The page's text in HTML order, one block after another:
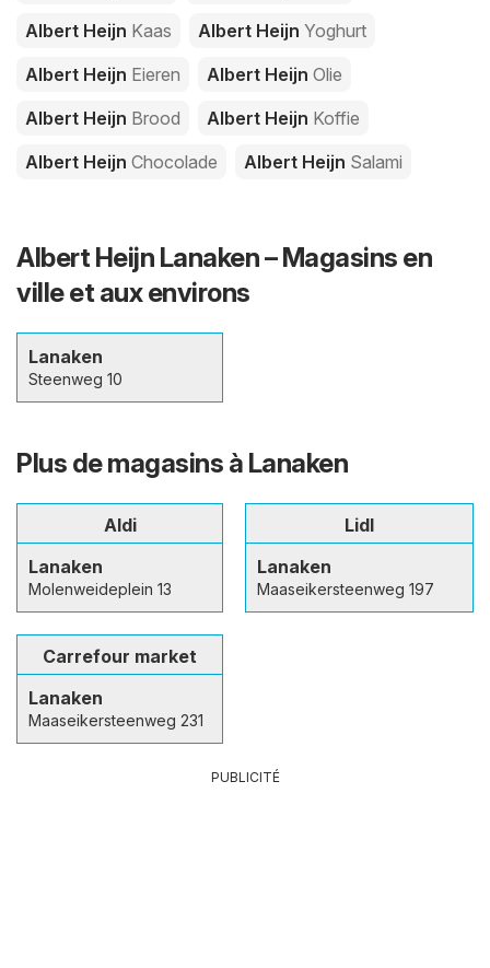
Albert Heijn Kaas Albert Heijn Yoghurt
Albert Heijn Eieren Albert Heijn Olie
Albert Heijn Brood Albert Heijn Koffie
Albert Heijn Chocolade Albert Heijn Salami
Albert Heijn Lanaken – Magasins en
ville et aux environs
Lanaken
Steenweg 10
Plus de magasins à Lanaken
Aldi
Lanaken
Molenweideplein 13
Lidl
Lanaken
Maaseikersteenweg 197
Carrefour market
Lanaken
Maaseikersteenweg 231
PUBLICITÉ